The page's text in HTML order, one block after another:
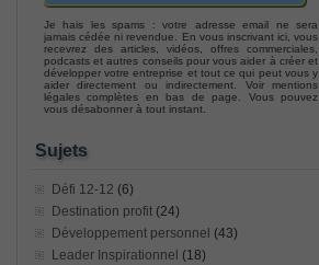
Je hais les spams : votre adresse email ne sera
jamais cédée ni revendue. En vous inscrivant ici, vous
recevrez des articles, vidéos, offres commerciales,
podcasts et autres conseils pour vous aider à créer et
développer votre entreprise et tout ce qui peut vous y
aider directement ou indirectement. Voir mentions
légales complètes en bas de page. Vous pouvez
vous désabonner à tout instant.
Sujets
Défi 12-12 (6)
Destination profit (24)
Développement personnel (43)
Leader Inspirationnel (18)